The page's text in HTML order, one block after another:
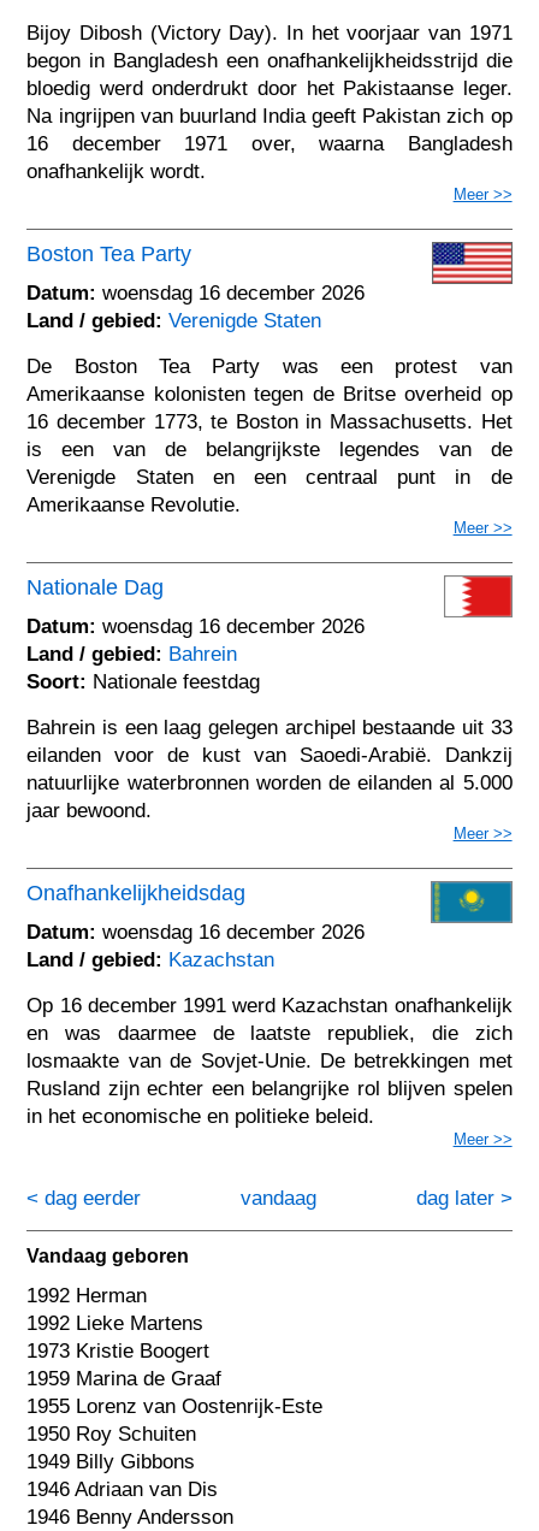
Bijoy Dibosh (Victory Day). In het voorjaar van 1971
begon in Bangladesh een onafhankelijkheidsstrijd die
bloedig werd onderdrukt door het Pakistaanse leger.
Na ingrijpen van buurland India geeft Pakistan zich op
16 december 1971 over, waarna Bangladesh
onafhankelijk wordt.
Meer >>
Boston Tea Party
Datum: woensdag 16 december 2026
Land / gebied: Verenigde Staten
De Boston Tea Party was een protest van
Amerikaanse kolonisten tegen de Britse overheid op
16 december 1773, te Boston in Massachusetts. Het
is een van de belangrijkste legendes van de
Verenigde Staten en een centraal punt in de
Amerikaanse Revolutie.
Meer >>
Nationale Dag
Datum: woensdag 16 december 2026
Land / gebied: Bahrein
Soort: Nationale feestdag
Bahrein is een laag gelegen archipel bestaande uit 33
eilanden voor de kust van Saoedi-Arabië. Dankzij
natuurlijke waterbronnen worden de eilanden al 5.000
jaar bewoond.
Meer >>
Onafhankelijkheidsdag
Datum: woensdag 16 december 2026
Land / gebied: Kazachstan
Op 16 december 1991 werd Kazachstan onafhankelijk
en was daarmee de laatste republiek, die zich
losmaakte van de Sovjet-Unie. De betrekkingen met
Rusland zijn echter een belangrijke rol blijven spelen
in het economische en politieke beleid.
Meer >>
< dag eerder dag later >
vandaag
Vandaag geboren
1992 Herman
1992 Lieke Martens
1973 Kristie Boogert
1959 Marina de Graaf
1955 Lorenz van Oostenrijk-Este
1950 Roy Schuiten
1949 Billy Gibbons
1946 Adriaan van Dis
1946 Benny Andersson